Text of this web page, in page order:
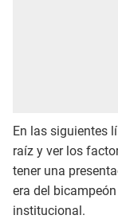
En las siguientes
raíz y ver los
tener una
era del
institucional.